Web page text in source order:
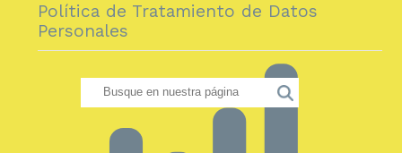
Política de Tratamiento de Datos
Personales